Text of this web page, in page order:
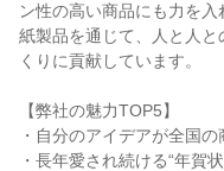
ン性の高い商品にも力を入
紙製品を通じて、人と人
くりに貢献しています。
【弊社の魅力TOP5】
・自分のアイデアが全国
・長年愛され続ける“年賀